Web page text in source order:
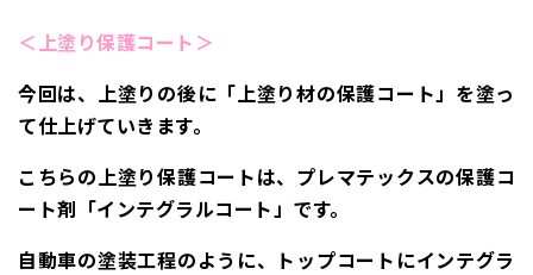
＜上塗り保護コート＞
今回は、上塗りの後に「上塗り材の保護コート」を塗っ
て仕上げていきます。
こちらの 上塗り保護コートは、プレマテックスの保護コ
ート剤 「インテグラルコート」です。
自動車の塗装工程のように、トップコートにインテグラ